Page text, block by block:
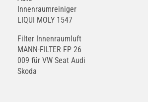
Innenraumreiniger
LIQUI MOLY 1547
Filter Innenraumluft
MANN-FILTER FP 26
009 für VW Seat Audi
Skoda